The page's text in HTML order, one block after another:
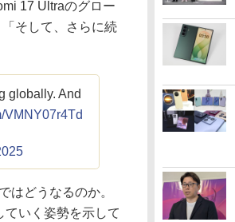
17 Ultraのグロー
そして、さらに続
globally. And
VMNY07r4Td
はどうなるのか。
いく姿勢を示して